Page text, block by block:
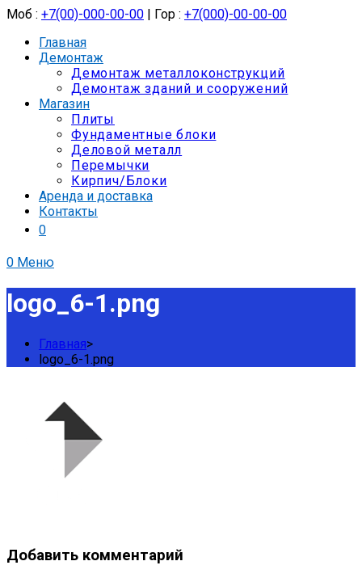
Моб : +7(00)-000-00-00 | Гор : +7(000)-00-00-00
Главная
Демонтаж
Демонтаж металлоконструкций
Демонтаж зданий и сооружений
Магазин
Плиты
Фундаментные блоки
Деловой металл
Перемычки
Кирпич/Блоки
Аренда и доставка
Контакты
0
0 Меню
logo_6-1.png
Главная>
logo_6-1.png
Добавить комментарий